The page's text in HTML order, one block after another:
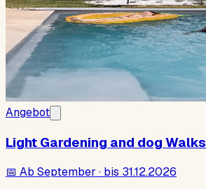
Angebot
Light Gardening and dog Walks
📅 Ab September · bis 31.12.2026